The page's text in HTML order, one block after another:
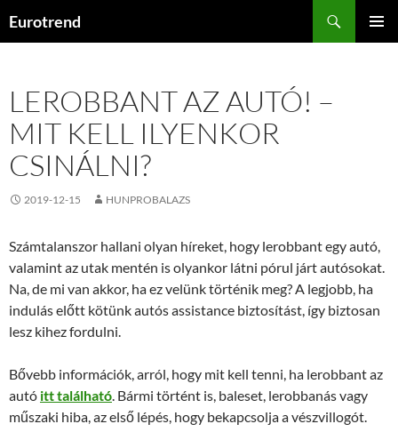
Eurotrend
LEROBBANT AZ AUTÓ! –
MIT KELL ILYENKOR
CSINÁLNI?
2019-12-15 HUNPROBALAZS
Számtalanszor hallani olyan híreket, hogy lerobbant egy autó,
valamint az utak mentén is olyankor látni pórul járt autósokat.
Na, de mi van akkor, ha ez velünk történik meg? A legjobb, ha
indulás előtt kötünk autós assistance biztosítást, így biztosan
lesz kihez fordulni.
Bővebb információk, arról, hogy mit kell tenni, ha lerobbant az
autó itt található. Bármi történt is, baleset, lerobbanás vagy
műszaki hiba, az első lépés, hogy bekapcsolja a vészvillogót.